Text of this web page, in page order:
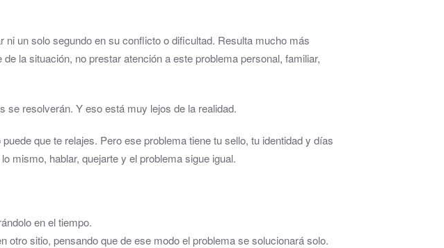
un solo segundo en su conflicto o dificultad. Resulta mucho más
la situación, no prestar atención a este problema personal, familiar,
se resolverán. Y eso está muy lejos de la realidad.
que te relajes. Pero ese problema tiene tu sello, tu identidad y días
mismo, hablar, quejarte y el problema sigue igual.
en el tiempo.
sitio, pensando que de ese modo el problema se solucionará solo.